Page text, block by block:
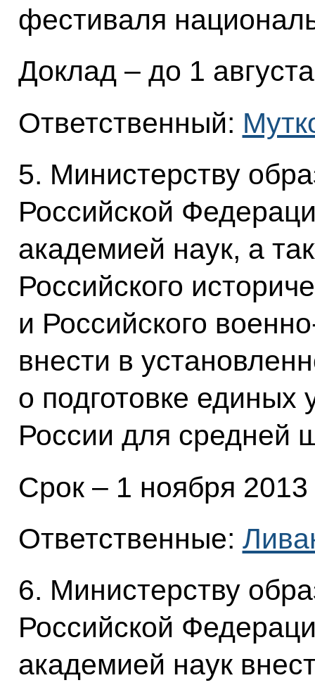
фестиваля
Доклад – до 1
Ответственный:
5. Министерству
Российской
академией наук, а
Российского
и Российского
внести в
о подготовке единых
России для средней
Срок – 1 ноября 2013
Ответственные:
6. Министерству
Российской
академией наук